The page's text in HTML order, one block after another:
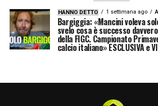
HANNO DETTO 1 settimana ago
Bargiggia: «Mancini voleva
svelo cosa è successo
della FIGC. Campionato
calcio italiano» ESCLUSIVA e